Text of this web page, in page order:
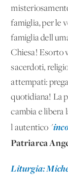
famiglia, per le
famiglia
Chiesa! Esorto
sacerdoti,
attempati:
quotidiana! La
cambia e libera
l'autentico "
Patriarca
Liturgia: